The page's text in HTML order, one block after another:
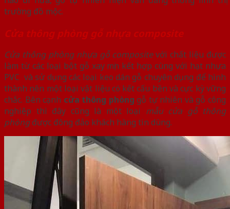
trường đồ mộc.
Cửa thông phòng gỗ nhựa composite
Cửa thông phòng nhựa gỗ compositevới chất liệu được
làm từ các loại bột gỗ xay mịn kết hợp cùng với hạt nhựa
PVC và sử dụng các loại keo dán gỗ chuyên dụng để hình
thành nên một loại vật liệu có kết cấu bền và cực kỳ vững
chắc. Bên cạnh cửa thông phòng gỗ tự nhiên và gỗ công
nghiệp thì đây cũng là một loại mẫu cửa gỗ thông
phòngđược đông đảo khách hàng tin dùng.